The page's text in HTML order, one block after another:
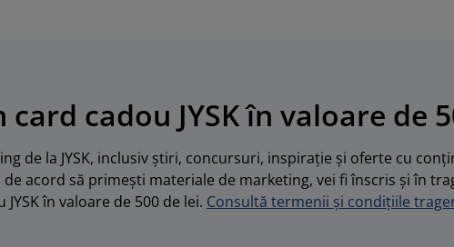
card cadou JYSK în valoare de
de la JYSK, inclusiv știri, concursuri, inspirație și oferte cu
de acord să primești materiale de marketing, vei fi înscris și în
în valoare de 500 de lei. Consultă termenii și condițiile